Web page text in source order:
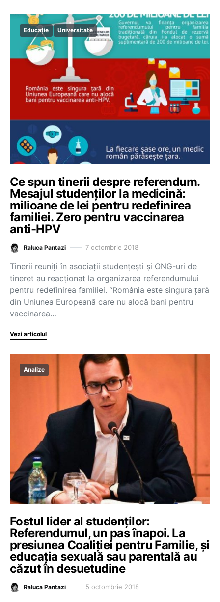
Educație Universitate
Ce spun tinerii despre referendum.
Mesajul studenților la medicină:
milioane de lei pentru redefinirea
familiei. Zero pentru vaccinarea
anti-HPV
Raluca Pantazi 7 octombrie 2018
Tinerii reuniți în asociații studențești și ONG-uri de
tineret au reacționat la organizarea referendumului
pentru redefinirea familiei. “România este singura țară
din Uniunea Europeană care nu alocă bani pentru
vaccinarea…
Vezi articolul
Analize
Fostul lider al studenților:
Referendumul, un pas înapoi. La
presiunea Coaliției pentru Familie, și
educația sexuală sau parentală au
căzut în desuetudine
Raluca Pantazi 5 octombrie 2018